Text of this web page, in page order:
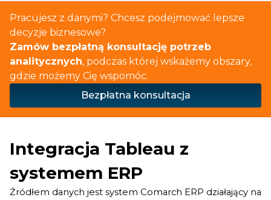
Pracujesz z danymi? Chcesz podejmować lepsze
decyzje biznesowe?
Zamów bezpłatną konsultację potrzeb
analitycznych, podczas której wskażemy obszary,
gdzie możemy Cię wspomóc.
Bezpłatna konsultacja
Integracja Tableau z
systemem ERP
Źródłem danych jest system Comarch ERP działający na